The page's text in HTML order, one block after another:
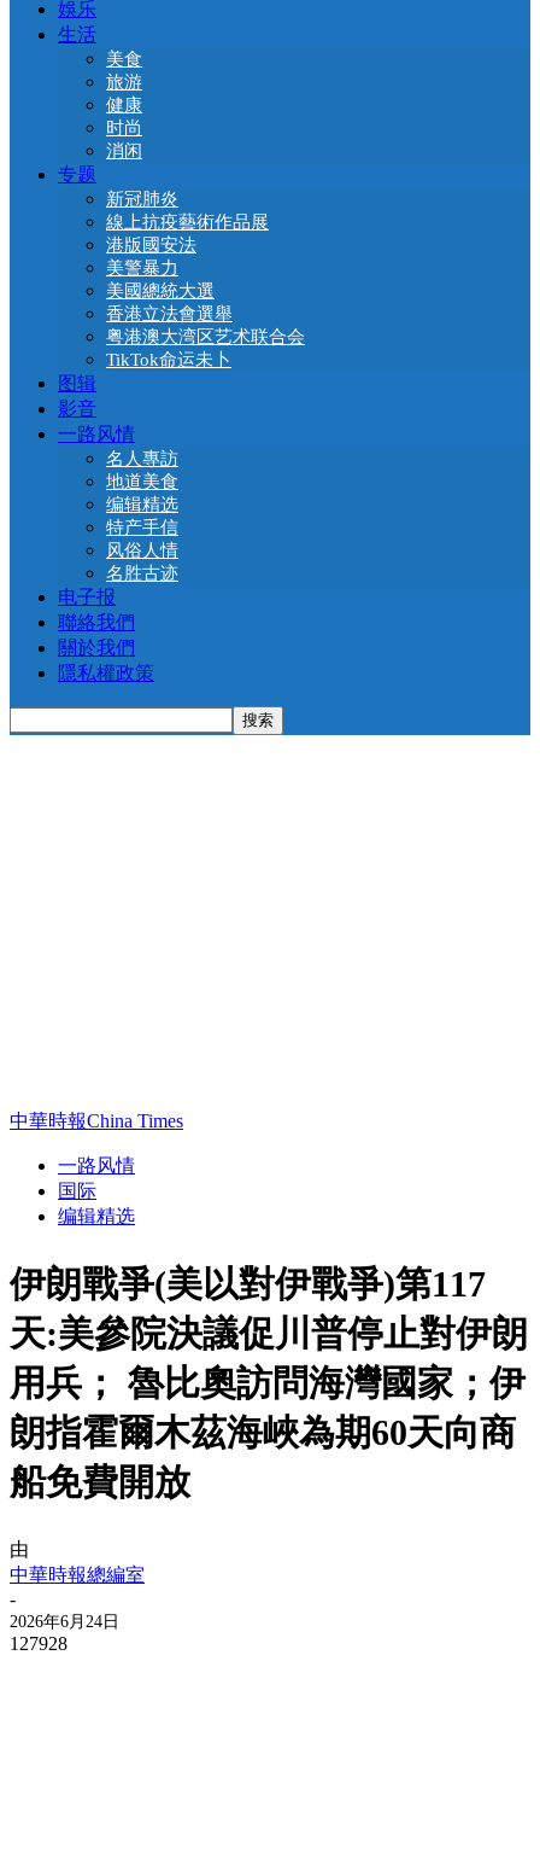
娛乐
生活
美食
旅游
健康
时尚
消闲
专题
新冠肺炎
線上抗疫藝術作品展
港版國安法
美警暴力
美國總統大選
香港立法會選舉
粤港澳大湾区艺术联合会
TikTok命运未卜
图辑
影音
一路风情
名人專訪
地道美食
编辑精选
特产手信
风俗人情
名胜古迹
电子报
聯絡我們
關於我們
隱私權政策
中華時報China Times
一路风情
国际
编辑精选
伊朗戰爭(美以對伊戰爭)第117
天:美參院決議促川普停止對伊朗
用兵； 魯比奧訪問海灣國家；伊
朗指霍爾木茲海峽為期60天向商
船免費開放
由
中華時報總編室
-
2026年6月24日
127928